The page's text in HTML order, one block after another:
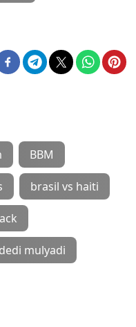
BBM
brasil vs haiti
dedi mulyadi